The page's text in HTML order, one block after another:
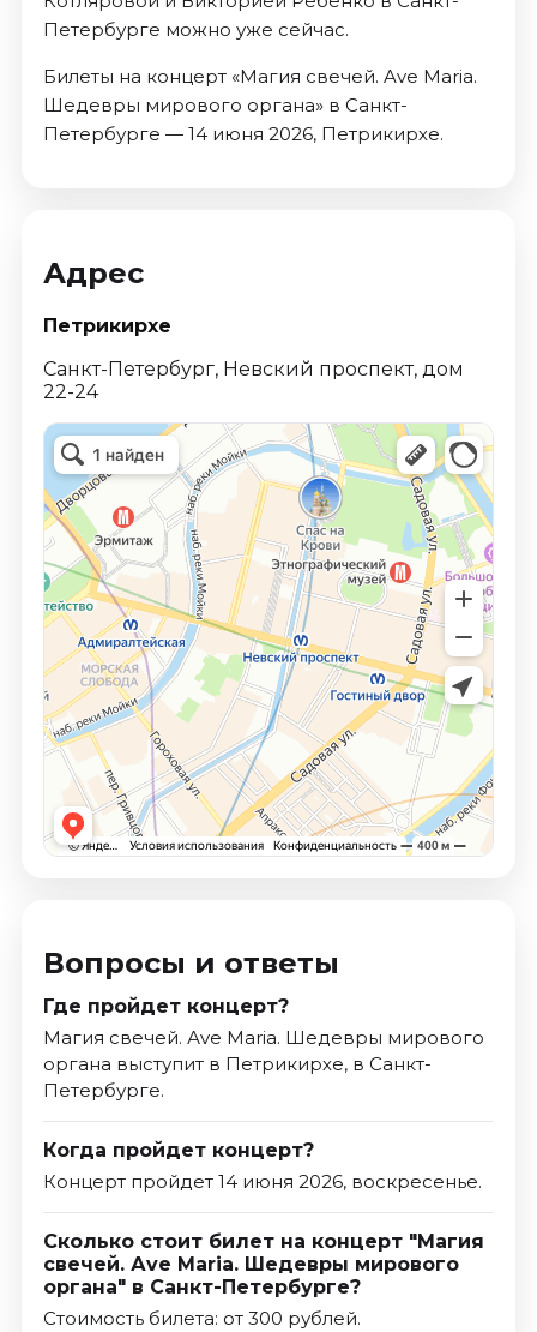
Петербурге можно уже сейчас.
Билеты на концерт «Магия свечей. Ave Maria.
Шедевры мирового органа» в Санкт-
Петербурге — 14 июня 2026, Петрикирхе.
Адрес
Петрикирхе
Санкт-Петербург, Невский проспект, дом
22-24
Вопросы и ответы
Где пройдет концерт?
Магия свечей. Аve Мaria. Шедевры мирового
органа выступит в Петрикирхе, в Санкт-
Петербурге.
Когда пройдет концерт?
Концерт пройдет 14 июня 2026, воскресенье.
Сколько стоит билет на концерт "Магия
свечей. Аve Мaria. Шедевры мирового
органа" в Санкт-Петербурге?
Стоимость билета: от 300 рублей.